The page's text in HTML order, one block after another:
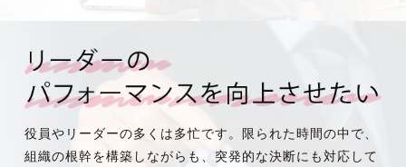
役員やリーダーの多くは多忙です。限られた時間の中で、
組織の根幹を構築しながらも、突発的な決断にも対応して